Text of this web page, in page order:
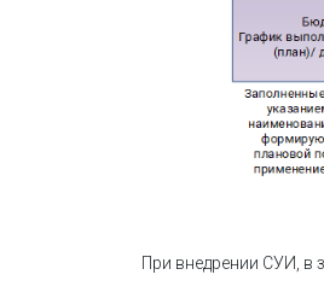
При внедрении СУИ, в